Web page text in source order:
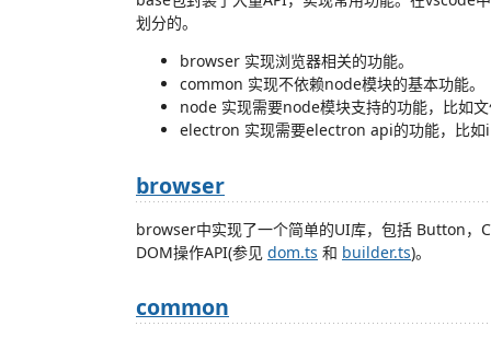
划分的。
browser 实现浏览器相关的功能。
common 实现不依赖node模块的基本功能。
node 实现需要node模块支持的功能，比如
electron 实现需要electron api的功能，比如
browser
browser中实现了一个简单的UI库，包括 Button，
DOM操作API(参见 dom.ts 和 builder.ts)。
common